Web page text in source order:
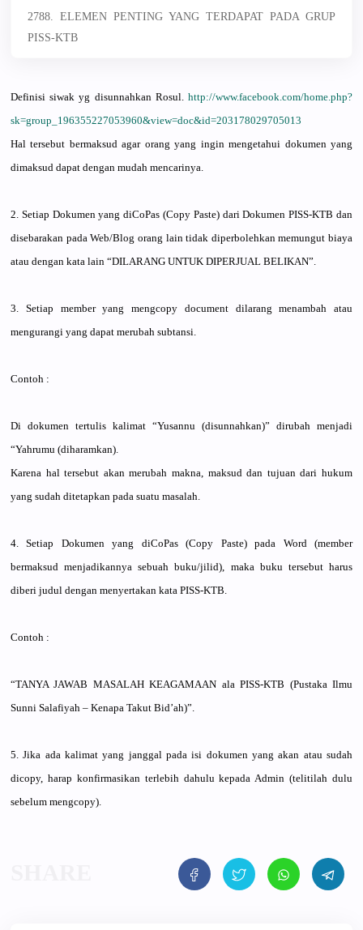
2788. ELEMEN PENTING YANG TERDAPAT PADA GRUP
PISS-KTB
Definisi siwak yg disunnahkan Rosul.http://www.facebook.com/home.php?
sk=group_196355227053960&view=doc&id=203178029705013
Hal tersebut bermaksud agar orang yang ingin mengetahui dokumen yang
dimaksud dapat dengan mudah mencarinya.
2. Setiap Dokumen yang diCoPas (Copy Paste) dari Dokumen PISS-KTB dan
disebarakan pada Web/Blog orang lain tidak diperbolehkan memungut biaya
atau dengan kata lain “DILARANG UNTUK DIPERJUAL BELIKAN”.
3. Setiap member yang mengcopy document dilarang menambah atau
mengurangi yang dapat merubah subtansi.
Contoh :
Di dokumen tertulis kalimat “Yusannu (disunnahkan)” dirubah menjadi
“Yahrumu (diharamkan).
Karena hal tersebut akan merubah makna, maksud dan tujuan dari hukum
yang sudah ditetapkan pada suatu masalah.
4. Setiap Dokumen yang diCoPas (Copy Paste) pada Word (member
bermaksud menjadikannya sebuah buku/jilid), maka buku tersebut harus
diberi judul dengan menyertakan kata PISS-KTB.
Contoh :
“TANYA JAWAB MASALAH KEAGAMAAN ala PISS-KTB (Pustaka Ilmu
Sunni Salafiyah – Kenapa Takut Bid’ah)”.
5. Jika ada kalimat yang janggal pada isi dokumen yang akan atau sudah
dicopy, harap konfirmasikan terlebih dahulu kepada Admin (telitilah dulu
sebelum mengcopy).